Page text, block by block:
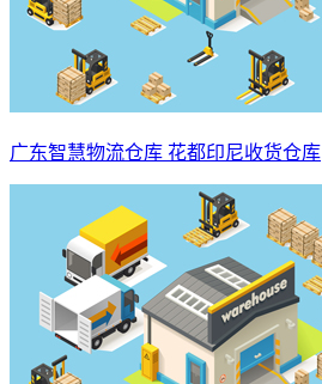
广东智慧物流仓库 花都印尼收货仓库